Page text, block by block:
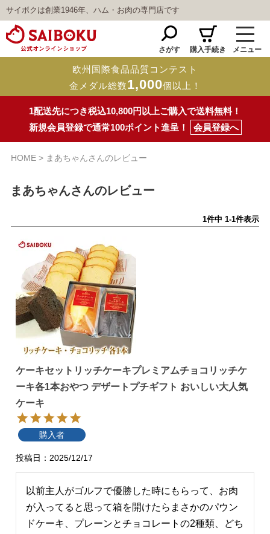
サイボクは創業1946年、ハム・お肉の専門店です
さがす 購入手続き メニュー
欧州国際食品品質コンテスト
金メダル総数1,000個以上！
1配送先につき税込10,800円以上ご購入で送料無料！
新規会員登録で通常100ポイント進呈！
会員登録へ
HOME まあちゃんさんのレビュー
まあちゃんさんのレビュー
1件中 1-1件表示
ケーキセットリッチケーキプレミアムチョコリッチケ
ーキ各1本おやつ デザートプチギフト おいしい大人気
ケーキ
購入者
投稿日 2025/12/17
以前主人がゴルフで優勝した時にもらって、お肉
が入ってると思って箱を開けたらまさかのパウン
ドケーキ、プレーンとチョコレートの2種類、どち